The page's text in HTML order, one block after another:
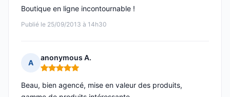
Publié le 25/09/2013 à 14h30
Boutique en ligne incontournable !
A
anonymous A.
Note : 5 sur 5
Beau, bien agencé, mise en valeur des produits,